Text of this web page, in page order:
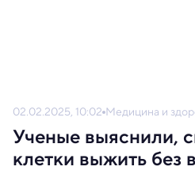
02.02.2025, 10:02 Медицина и
Ученые выяснили,
клетки выжить без